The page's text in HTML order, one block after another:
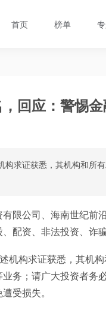
首页 榜单
回应：警惕
构求证获悉，其机构和所
限公司、海南世纪前
配资、非法投资、诈
机构求证获悉，其机
务；请广大投资者务
受损失。